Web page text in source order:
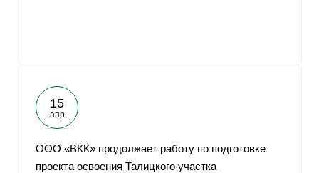
15
апр
ООО «ВКК» продолжает работу по подготовке
проекта освоения Талицкого участка